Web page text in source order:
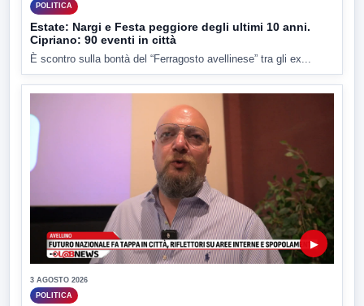
POLITICA
Estate: Nargi e Festa peggiore degli ultimi 10 anni.
Cipriano: 90 eventi in città
È scontro sulla bontà del “Ferragosto avellinese” tra gli ex...
▶
3 AGOSTO 2026
POLITICA